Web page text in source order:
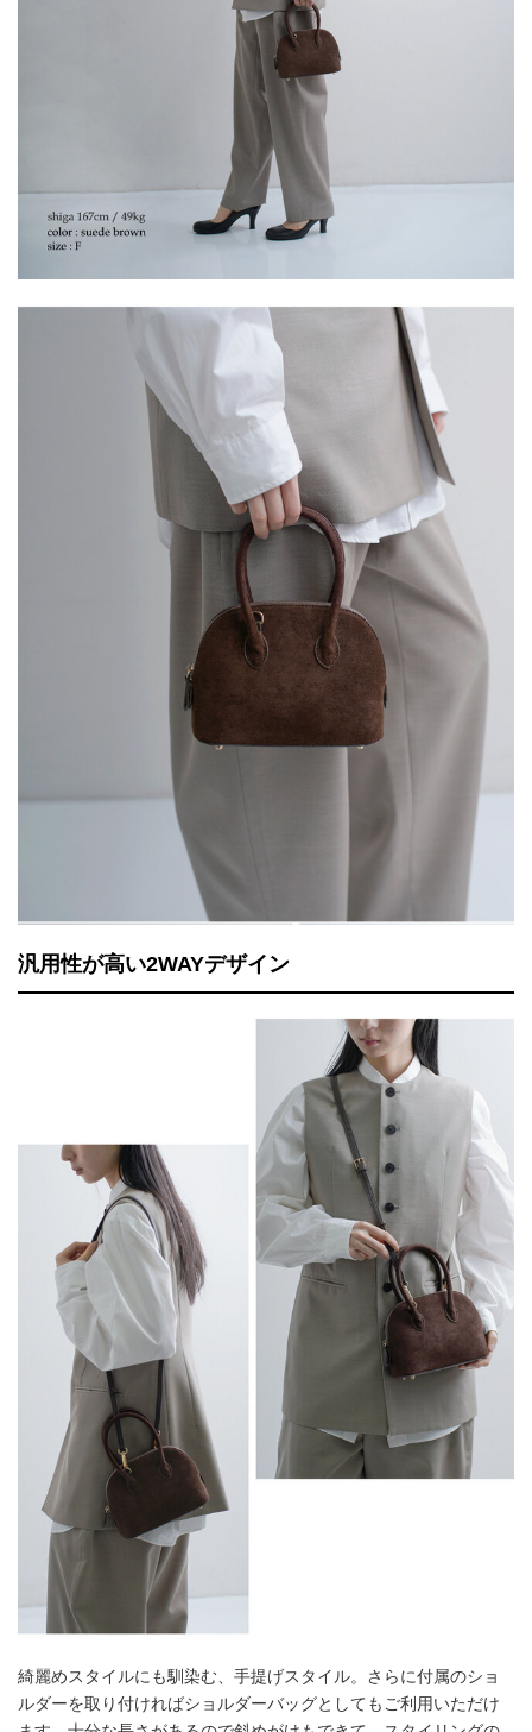
汎用性が高い2WAYデザイン
綺麗めスタイルにも馴染む、手提げスタイル。さらに付属のショ
ルダーを取り付ければショルダーバッグとしてもご利用いただけ